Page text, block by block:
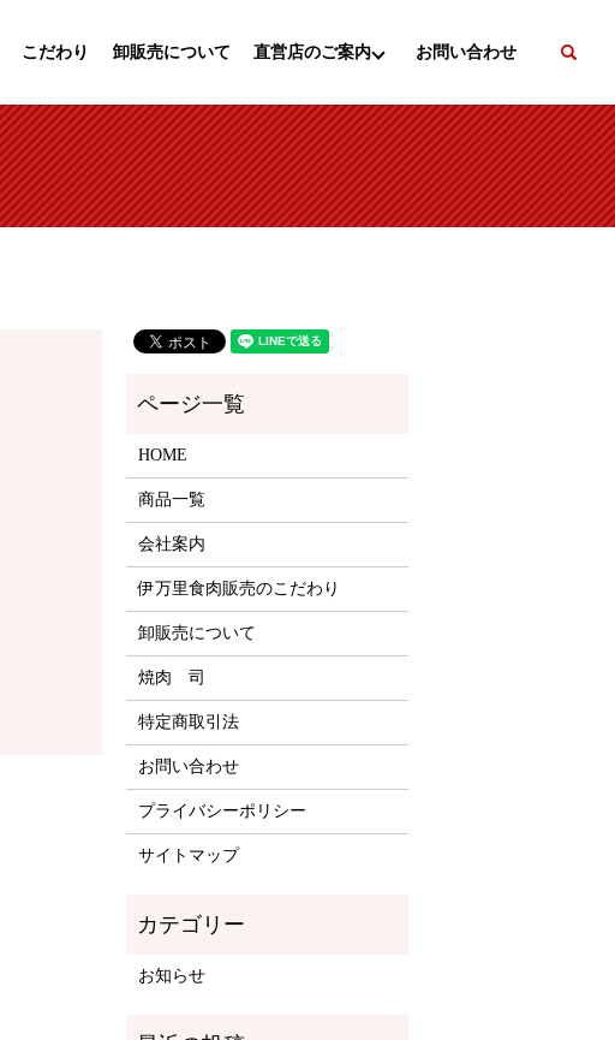
こだわり 卸販売について 直営店のご案内 お問い合わせ
HOME
商品一覧
会社案内
伊万里食肉販売のこだわり
卸販売について
焼肉 司
特定商取引法
お問い合わせ
プライバシーポリシー
サイトマップ
お知らせ